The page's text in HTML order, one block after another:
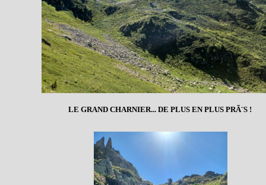
LE GRAND CHARNIER... DE PLUS EN PLUS PRÃ¨S !